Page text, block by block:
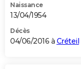
Naissance
13/04/1954
Décès
04/06/2016 à Créteil